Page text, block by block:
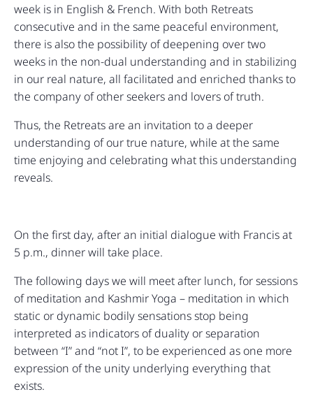
week is in English & French. With both Retreats
consecutive and in the same peaceful environment,
there is also the possibility of deepening over two
weeks in the non-dual understanding and in stabilizing
in our real nature, all facilitated and enriched thanks to
the company of other seekers and lovers of truth.
Thus, the Retreats are an invitation to a deeper
understanding of our true nature, while at the same
time enjoying and celebrating what this understanding
reveals.
On the first day, after an initial dialogue with Francis at
5 p.m., dinner will take place.
The following days we will meet after lunch, for sessions
of meditation and Kashmir Yoga – meditation in which
static or dynamic bodily sensations stop being
interpreted as indicators of duality or separation
between “I” and “not I”, to be experienced as one more
expression of the unity underlying everything that
exists.